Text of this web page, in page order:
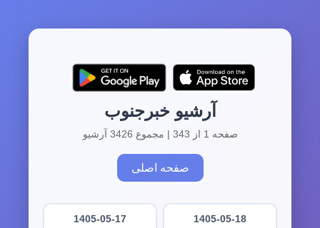
آرشیو خبرجنوب
صفحه 1 از 343 | مجموع 3426 آرشیو
صفحه اصلی
1405-05-18
1405-05-17